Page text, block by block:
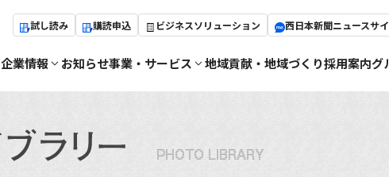
試し読み 購読申込 ビジネスソリューション 西日本新聞ニュースサ
企業情報 お知らせ事業・サービス 地域貢献・地域づくり採用案内グ